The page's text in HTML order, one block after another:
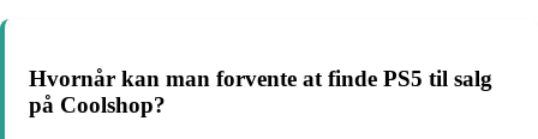
Hvornår kan man forvente at finde PS5 til salg
på Coolshop?